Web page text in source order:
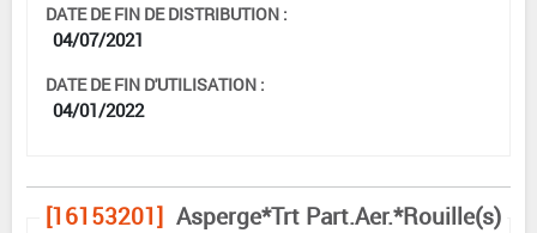
DATE DE FIN DE DISTRIBUTION :
04/07/2021
DATE DE FIN D'UTILISATION :
04/01/2022
[16153201] Asperge*Trt Part.Aer.*Rouille(s)